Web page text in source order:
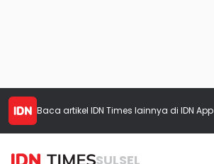
Baca artikel IDN Times lainnya di IDN App
SULSEL